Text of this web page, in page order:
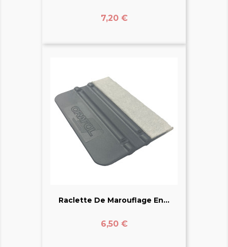
Prix
7,20 €
Raclette De Marouflage En...
Prix
6,50 €